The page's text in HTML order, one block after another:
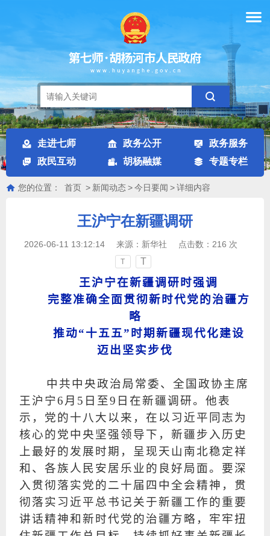
走进七师 政务公开
政务服务
政民互动
胡杨融媒 专题专栏
您的位置： 首页 > 新闻动态>今日要闻 >详细内容
王沪宁在新疆调研
2026-06-11 13:12:14 来源： 新华社 点击数： 216 次
T T
王沪宁在新疆调研时强调
完整准确全面贯彻新时代党的治疆方
略
推动“十五五”时期新疆现代化建设
迈出坚实步伐
中共中央政治局常委、全国政协主席
王沪宁6月5日至9日在新疆调研。他表
示，党的十八大以来，在以习近平同志为
核心的党中央坚强领导下，新疆步入历史
上最好的发展时期，呈现天山南北稳定祥
和、各族人民安居乐业的良好局面。要深
入贯彻落实党的二十届四中全会精神，贯
彻落实习近平总书记关于新疆工作的重要
讲话精神和新时代党的治疆方略，牢牢扭